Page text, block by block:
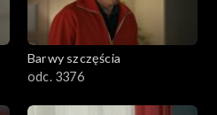
Barwy szczęścia
odc. 3376